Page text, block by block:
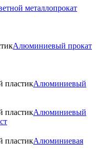
металлопрокат
Алюминиевый прокат
Алюминиевый
Алюминиевый
Алюминиевая